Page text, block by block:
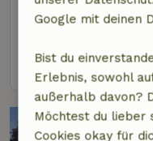
2 km Abstand vom
6 Personen 3
Google mit deinen
Bist du
Erlebnis, sowohl
außerhalb davon?
Möchtest du lieber
Cookies okay für